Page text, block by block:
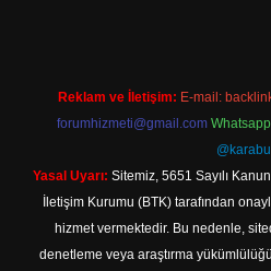
Reklam ve İletişim: E-mail:
forumhizmeti@gmail.com
@karabul
Yasal Uyarı: Sitemiz, 5651 Sayılı
İletişim Kurumu (BTK) tarafından
hizmet vermektedir. Bu nedenle,
denetleme veya araştırma